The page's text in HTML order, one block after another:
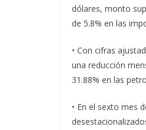
dólares, monto
de 5.8% en las
• Con cifras
una reducción
31.88% en las
• En el sexto mes